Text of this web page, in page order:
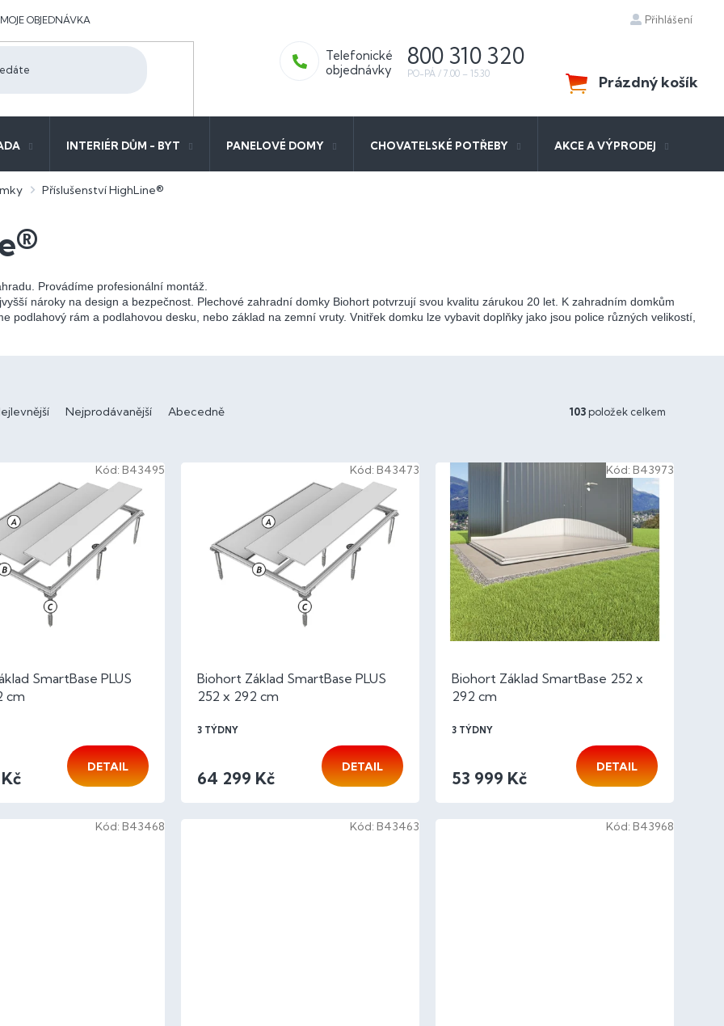
MOJE OBJEDNÁVKA Přihlášení
800 310 320
NÁKUPNÍ
KOŠÍK
Prázdný košík
INTERIÉR DŮM - BYT PANELOVÉ DOMY CHOVATELSKÉ POTŘEBY AKCE A VÝPRODEJ
Příslušenství HighLine®
Provádíme profesionální montáž.
nároky na design a bezpečnost. Plechové zahradní domky Biohort potvrzují svou kvalitu zárukou 20 let. K zahradním domkům
rám a podlahovou desku, nebo základ na zemní vruty. Vnitřek domku lze vybavit doplňky jako jsou police různých velikostí,
Nejprodávanější Abecedně 103 položek celkem
SmartBase PLUS
cm
DETAIL
Kód: B43495
Biohort Základ SmartBase PLUS
252 x 292 cm
3 TÝDNY
64 299 Kč
DETAIL
Kód: B43473
Biohort Základ SmartBase 252 x
292 cm
3 TÝDNY
53 999 Kč
DETAIL
Kód: B43973
Kód: B43468 Kód: B43463 Kód: B43968